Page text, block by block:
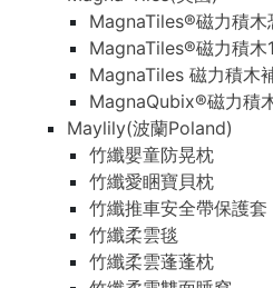
MagnaTiles®磁力積木
MagnaTiles®磁力積木
MagnaTiles 磁力積木
MagnaQubix®磁力積
Maylily(波蘭Poland)
竹纖嬰童防晃枕
竹纖愛睏寶貝枕
竹纖推車安全帶保護套
竹纖柔雲毯
竹纖柔雲蓬蓬枕